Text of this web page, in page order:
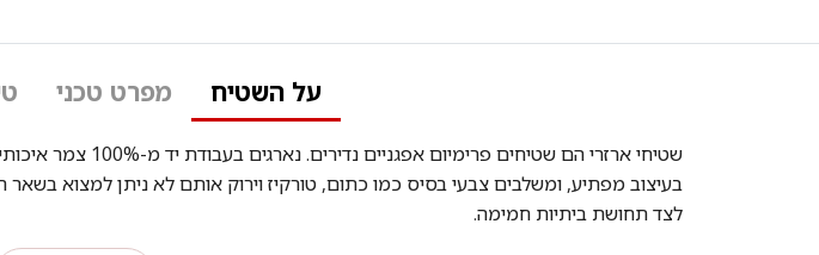
על השטיח מפרט טכני
שטיחי ארזרי הם
בעיצוב מפתיע, ומשלבים צבעי בסיס כמו כתום, טורקיז וירוק אותם לא ניתן למצוא
לצד תחושת ביתיות חמימה.